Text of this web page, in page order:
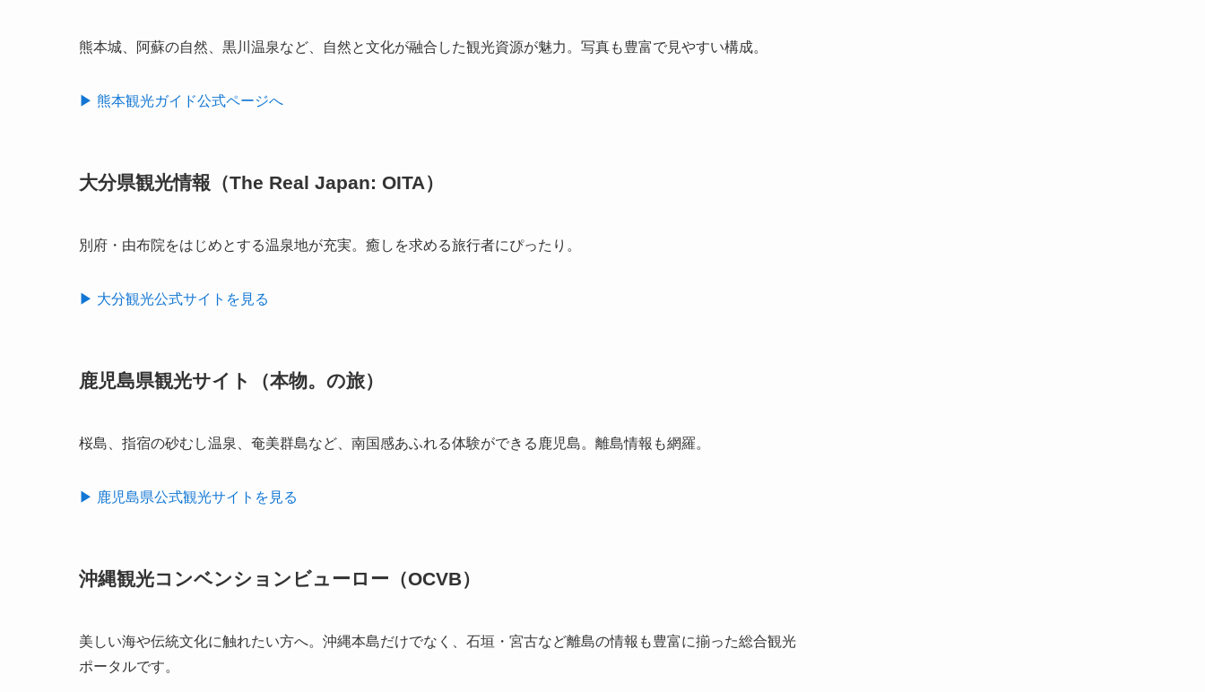
熊本城、阿蘇の自然、黒川温泉など、自然と文化が融合した観光資源が魅力。写真も豊富で見やすい構成。
▶ 熊本観光ガイド公式ページへ
大分県観光情報（The Real Japan: OITA）
別府・由布院をはじめとする温泉地が充実。癒しを求める旅行者にぴったり。
▶ 大分観光公式サイトを見る
鹿児島県観光サイト（本物。の旅）
桜島、指宿の砂むし温泉、奄美群島など、南国感あふれる体験ができる鹿児島。離島情報も網羅。
▶ 鹿児島県公式観光サイトを見る
沖縄観光コンベンションビューロー（OCVB）
美しい海や伝統文化に触れたい方へ。沖縄本島だけでなく、石垣・宮古など離島の情報も豊富に揃った総合観光
ポータルです。